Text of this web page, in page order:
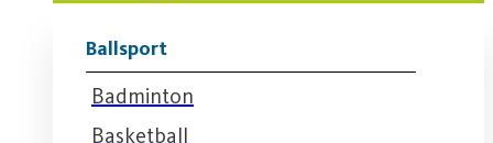
Ballsport
Badminton
Basketball